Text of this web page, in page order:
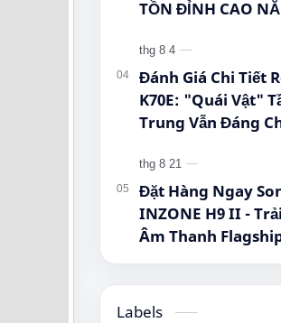
TỒN ĐỈNH CAO
Đánh Giá Chi Tiết
K70E: "Quái Vật"
Trung Vẫn Đáng
Hình 1.5K Và Pin
Đặt Hàng Ngay
INZONE H9 II -
Âm Thanh
Labels